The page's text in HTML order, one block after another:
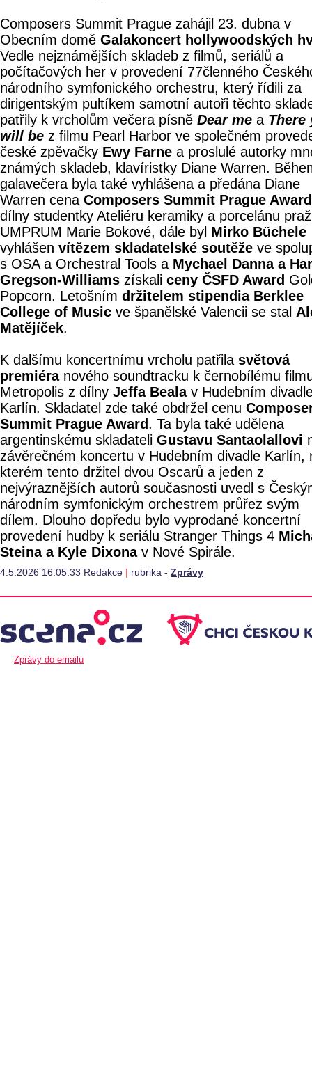
Composers Summit Prague zahájil 23. dubna v
Obecním domě Galakoncert hollywoodských
Vedle nejznámějších skladeb z filmů, seriálů a
počítačových her v provedení 77členného
národního symfonického orchestru, který řídili za
dirigentským pultíkem samotní autoři těchto
patřily k vrcholům večera písně Dear me a There
will be z filmu Pearl Harbor ve společném
české zpěvačky Ewy Farne a proslulé autorky
známých skladeb, klavíristky Diane Warren.
galavečera byla také vyhlášena a předána Diane
Warren cena Composers Summit Prague Award
dílny studentky Ateliéru keramiky a porcelánu
UMPRUM Marie Bokové, dále byl Mirko Büchele
vyhlášen vítězem skladatelské soutěže ve
s OSA a Orchestral Tools a Mychael Danna a
Gregson-Williams získali ceny ČSFD Award
Popcorn. Letošním držitelem stipendia Berklee
College of Music ve španělské Valencii se stal
Matějíček.
K dalšímu koncertnímu vrcholu patřila světová
premiéranového soundtracku k černobílému
Metropolis z dílny Jeffa Bealav Hudebním
Karlín. Skladatel zde také obdržel cenu
Summit Prague Award. Ta byla také udělena
argentinskému skladateli Gustavu Santaolallovi
závěrečném koncertu v Hudebním divadle Karlín,
kterém tento držitel dvou Oscarů a jeden z
nejvýraznějších autorů současnosti uvedl s
národním symfonickým orchestrem průřez svým
dílem. Dlouho dopředu bylo vyprodané koncertní
provedení hudby k seriálu Stranger Things 4
Steina a Kyle Dixonav Nové Spirále.
4.5.2026 16:05:33 Redakce | rubrika - Zprávy
Zprávy do emailu